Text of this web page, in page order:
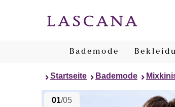
Bademode
Startseite Bademode
01/05